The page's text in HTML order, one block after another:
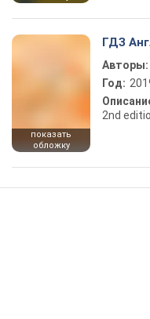
показать
обложку
ГДЗ
Авторы:
Год:
2nd